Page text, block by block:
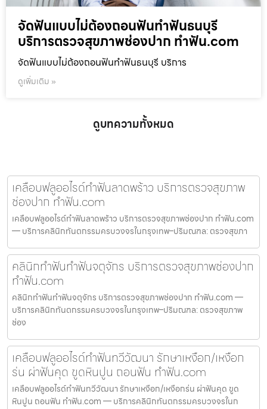
จัดฟันแบบไม่ต้องถอนฟันทำฟันธนบุรี
บริการตรวจสุขภาพช่องปาก ทำฟัน.com
จัดฟันแบบไม่ต้องถอนฟันทำฟันธนบุรี บริการ
ดูเพิ่มเติม »
ดูบทความทั้งหมด
เคลือบฟลูออไรด์ทำฟันลาดพร้าว บริการตรวจสุขภาพ
ช่องปาก ทำฟัน.com
เคลือบฟลูออไรด์ทำฟันลาดพร้าว บริการตรวจสุขภาพช่องปาก ทำฟัน.com
— บริการคลินิกทันตกรรมครบวงจรในกรุงเทพ–ปริมณฑล: ตรวจสุขภา
คลินิกทำฟันทำฟันจตุจักร บริการตรวจสุขภาพช่องปาก
ทำฟัน.com
คลินิกทำฟันทำฟันจตุจักร บริการตรวจสุขภาพช่องปาก ทำฟัน.com —
บริการคลินิกทันตกรรมครบวงจรในกรุงเทพ–ปริมณฑล: ตรวจสุขภาพ
ช่อง
เคลือบฟลูออไรด์ทำฟันทวีวัฒนา รักษาเหงือก/เหงือก
ร่น ผ่าฟันคุด ขูดหินปูน ถอนฟัน ทำฟัน.com
เคลือบฟลูออไรด์ทำฟันทวีวัฒนา รักษาเหงือก/เหงือกร่น ผ่าฟันคุด ขูด
หินปูน ถอนฟัน ทำฟัน.com — บริการคลินิกทันตกรรมครบวงจรในก